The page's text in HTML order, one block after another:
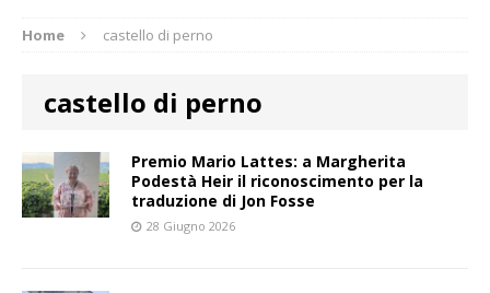
Home castello di perno
castello di perno
Premio Mario Lattes: a Margherita
Podestà Heir il riconoscimento per la
traduzione di Jon Fosse
28 Giugno 2026